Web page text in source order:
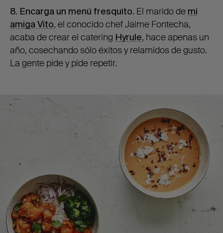
8. Encarga un menú fresquito. El marido de mi
amiga Vito, el conocido chef Jaime Fontecha,
acaba de crear el catering Hyrule, hace apenas un
año, cosechando sólo éxitos y relamidos de gusto.
La gente pide y pide repetir.